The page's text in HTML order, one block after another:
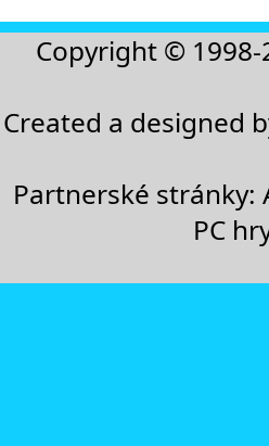
Copyright © 1998-
Created a designed
Partnerské stránky:
PC